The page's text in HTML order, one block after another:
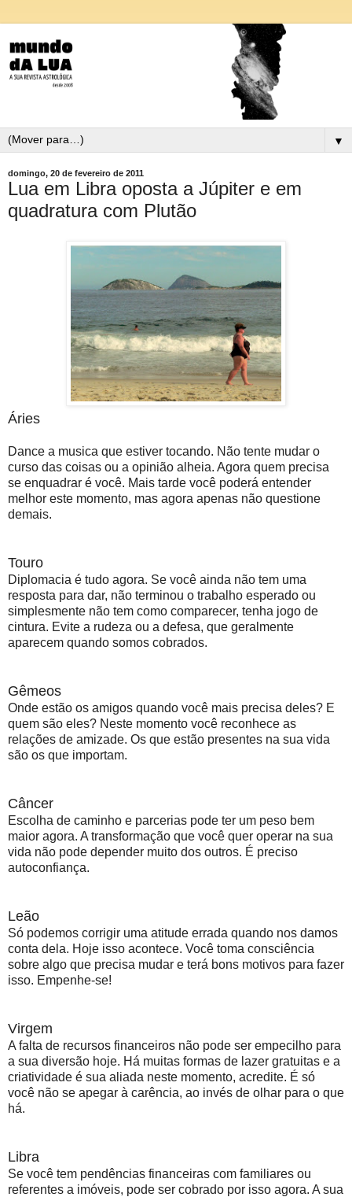
▼
domingo, 20 de fevereiro de 2011
Lua em Libra oposta a Júpiter e em
quadratura com Plutão
Áries
Dance a musica que estiver tocando. Não tente mudar o
curso das coisas ou a opinião alheia. Agora quem precisa
se enquadrar é você. Mais tarde você poderá entender
melhor este momento, mas agora apenas não questione
demais.
Touro
Diplomacia é tudo agora. Se você ainda não tem uma
resposta para dar, não terminou o trabalho esperado ou
simplesmente não tem como comparecer, tenha jogo de
cintura. Evite a rudeza ou a defesa, que geralmente
aparecem quando somos cobrados.
Gêmeos
Onde estão os amigos quando você mais precisa deles? E
quem são eles? Neste momento você reconhece as
relações de amizade. Os que estão presentes na sua vida
são os que importam.
Câncer
Escolha de caminho e parcerias pode ter um peso bem
maior agora. A transformação que você quer operar na sua
vida não pode depender muito dos outros. É preciso
autoconfiança.
Leão
Só podemos corrigir uma atitude errada quando nos damos
conta dela. Hoje isso acontece. Você toma consciência
sobre algo que precisa mudar e terá bons motivos para fazer
isso. Empenhe-se!
Virgem
A falta de recursos financeiros não pode ser empecilho para
a sua diversão hoje. Há muitas formas de lazer gratuitas e a
criatividade é sua aliada neste momento, acredite. É só
você não se apegar à carência, ao invés de olhar para o que
há.
Libra
Se você tem pendências financeiras com familiares ou
referentes a imóveis, pode ser cobrado por isso agora. A sua